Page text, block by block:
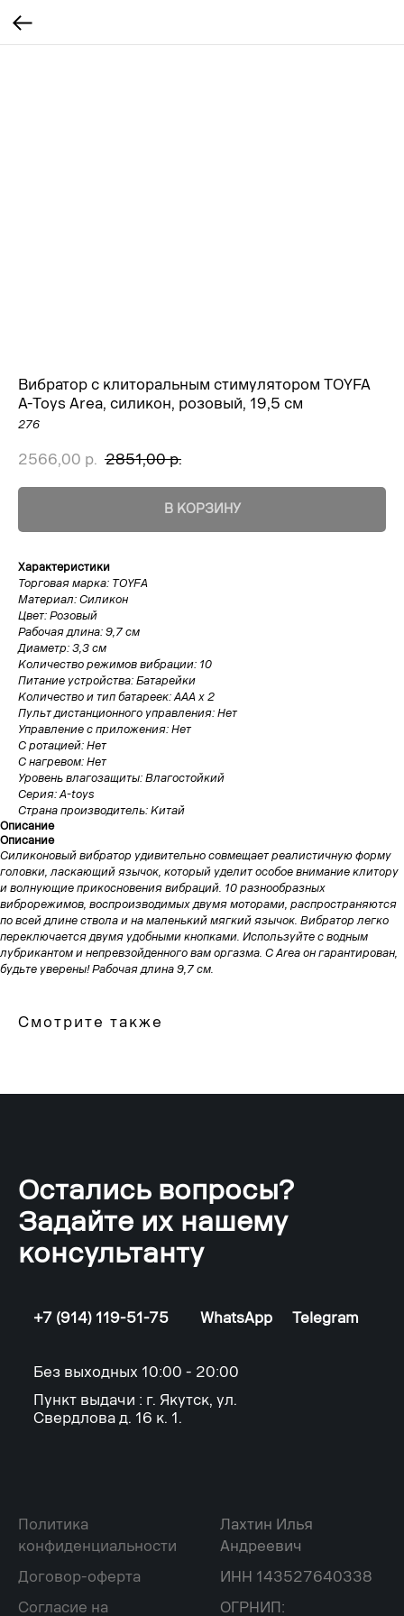
Вибратор с клиторальным стимулятором TOYFA
A-Toys Area, силикон, розовый, 19,5 см
276
2566,00 р. 2851,00 р.
В КОРЗИНУ
Характеристики
Торговая марка: TOYFA
Материал: Силикон
Цвет: Розовый
Рабочая длина: 9,7 см
Диаметр: 3,3 см
Количество режимов вибрации: 10
Питание устройства: Батарейки
Количество и тип батареек: AAA х 2
Пульт дистанционного управления: Нет
Управление с приложения: Нет
С ротацией: Нет
С нагревом: Нет
Уровень влагозащиты: Влагостойкий
Серия: A-toys
Страна производитель: Китай
Описание
Описание
Силиконовый вибратор удивительно совмещает реалистичную форму
головки, ласкающий язычок, который уделит особое внимание клитору
и волнующие прикосновения вибраций. 10 разнообразных
виброрежимов, воспроизводимых двумя моторами, распространяются
по всей длине ствола и на маленький мягкий язычок. Вибратор легко
переключается двумя удобными кнопками. Используйте с водным
лубрикантом и непревзойденного вам оргазма. С Area он гарантирован,
будьте уверены! Рабочая длина 9,7 см.
Смотрите также
Остались вопросы?
Задайте их нашему
консультанту
+7 (914) 119-51-75 WhatsApp Telegram
Без выходных 10:00 - 20:00
Пункт выдачи : г. Якутск, ул.
Свердлова д. 16 к. 1.
Политика
конфиденциальности
Договор-оферта
Согласие на
Лахтин Илья
Андреевич
ИНН 143527640338
ОГРНИП: